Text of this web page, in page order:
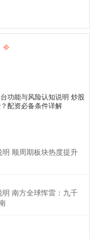
功能与风险认知说明 炒股
配资必备条件详解
顺周期板块热度提升
南方全球恽雷：九千